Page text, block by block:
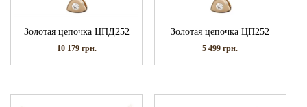
Золотая цепочка ЦПД252
10 179 грн.
Золотая цепочка ЦП252
5 499грн.